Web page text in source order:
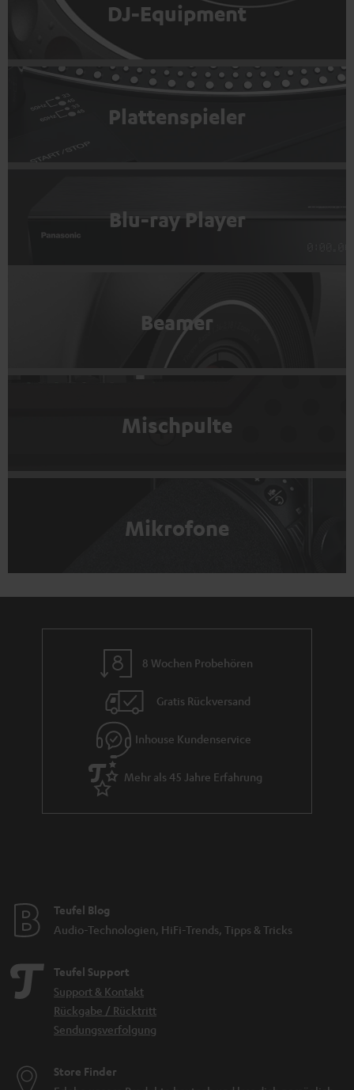
DJ-Equipment
Plattenspieler
Blu-ray Player
Beamer
Mischpulte
Mikrofone
8 Wochen Probehören
Gratis Rückversand
Inhouse Kundenservice
Mehr als 45 Jahre Erfahrung
Teufel Blog
Audio-Technologien, HiFi-Trends, Tipps & Tricks
Teufel Support
Support & Kontakt
Rückgabe / Rücktritt
Sendungsverfolgung
Store Finder